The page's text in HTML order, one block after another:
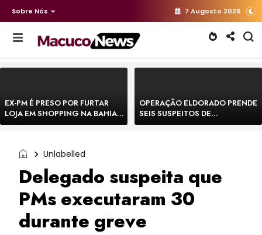
Sobre Nós 7 Augosto 2026
EX-PM É PRESO POR FURTAR
LOJA EM SHOPPING NA BAHIA E
ESCAPA CORRENDO DE
OPERAÇÃO ELDORADO PRENDE
SEIS SUSPEITOS DE
MOVIMENTAR R$ 25 MILHÕES
Unlabelled
Delegado suspeita que
PMs executaram 30
durante greve